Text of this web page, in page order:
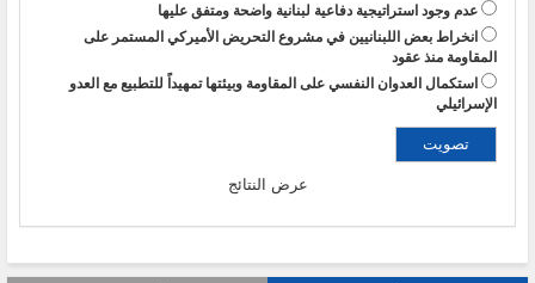
عدم وجود استراتيجية دفاعية لبنانية واضحة ومتفق عليها
انخراط بعض اللبنانيين في مشروع التحريض الأميركي المستمر على
المقاومة منذ عقود
استكمال العدوان النفسي على المقاومة وبيئتها تمهيداً للتطبيع مع العدو
الإسرائيلي
عرض النتائج